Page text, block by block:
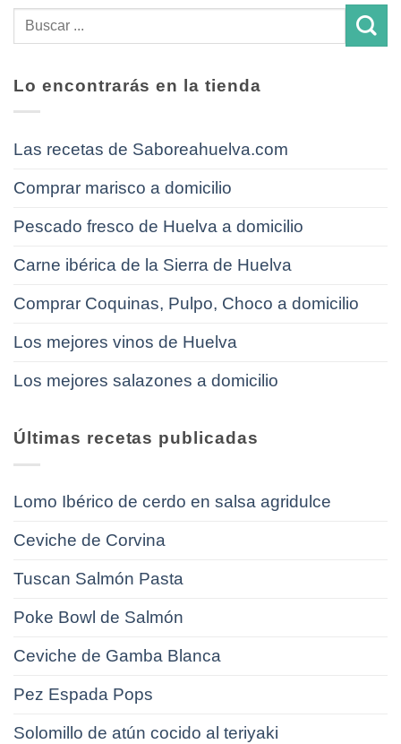
Lo encontrarás en la tienda
Las recetas de Saboreahuelva.com
Comprar marisco a domicilio
Pescado fresco de Huelva a domicilio
Carne ibérica de la Sierra de Huelva
Comprar Coquinas, Pulpo, Choco a domicilio
Los mejores vinos de Huelva
Los mejores salazones a domicilio
Últimas recetas publicadas
Lomo Ibérico de cerdo en salsa agridulce
Ceviche de Corvina
Tuscan Salmón Pasta
Poke Bowl de Salmón
Ceviche de Gamba Blanca
Pez Espada Pops
Solomillo de atún cocido al teriyaki